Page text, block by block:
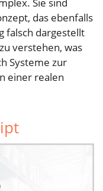
das ebenfalls
falsch dargestellt
verstehen, was
Systeme zur
einer realen